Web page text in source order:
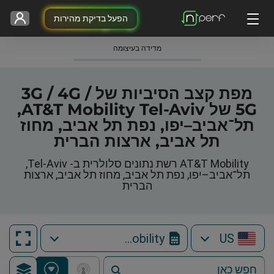
הפעל בדיקת מהירות
מדידה בעיצומה
מפת קצב הסיביות של 3G / 4G /
5G של AT&T Mobility Tel-Aviv,
תל־אביב–יפו, נפת תל אביב, מחוז
תל אביב, ארצות הברית
AT&T Mobility רשת נתונים סלולרית ב- Tel-Aviv,
תל־אביב–יפו, נפת תל אביב, מחוז תל אביב, ארצות
הברית
US
AT&T Mobility